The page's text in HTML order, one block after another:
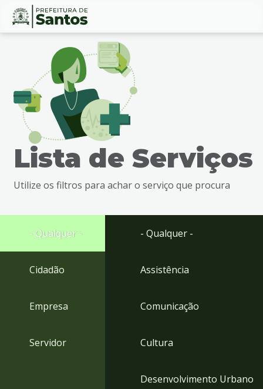
Ir
busca
Ir
rodapé
Conteúdo
Lista de Serviços
Utilize os filtros para achar o serviço que procura
- Qualquer -
Cidadão
Empresa
Servidor
- Qualquer -
Assistência
Comunicação
Cultura
Desenvolvimento Urbano